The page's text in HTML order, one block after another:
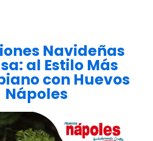
Navideñas
al Estilo Más
con Huevos
Nápoles